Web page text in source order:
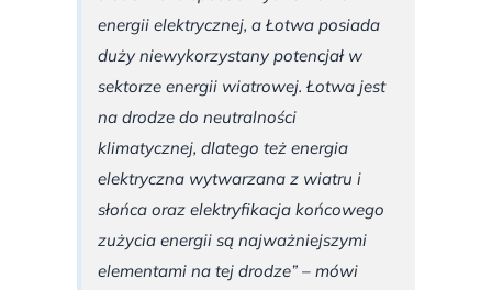
energii elektrycznej, a Łotwa posiada
duży niewykorzystany potencjał w
sektorze energii wiatrowej. Łotwa jest
na drodze do neutralności
klimatycznej, dlatego też energia
elektryczna wytwarzana z wiatru i
słońca oraz elektryfikacja końcowego
zużycia energii są najważniejszymi
elementami na tej drodze” – mówi